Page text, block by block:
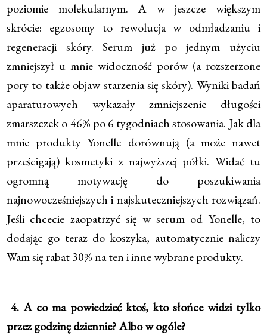
poziomie molekularnym. A w jeszcze większym
skrócie: egzosomy to rewolucja w odmładzaniu i
regeneracji skóry. Serum już po jednym użyciu
zmniejszył u mnie widoczność porów (a rozszerzone
pory to także objaw starzenia się skóry). Wyniki badań
aparaturowych wykazały zmniejszenie długości
zmarszczek o 46% po 6 tygodniach stosowania. Jak dla
mnie produkty Yonelle dorównują (a może nawet
prześcigają) kosmetyki z najwyższej półki. Widać tu
ogromną motywację do poszukiwania
najnowocześniejszych i najskuteczniejszych rozwiązań.
Jeśli chcecie zaopatrzyć się w serum od Yonelle, to
dodając go teraz do koszyka, automatycznie naliczy
Wam się rabat 30% na ten i inne wybrane produkty.
4. A co ma powiedzieć ktoś, kto słońce widzi tylko
przez godzinę dziennie? Albo w ogóle?